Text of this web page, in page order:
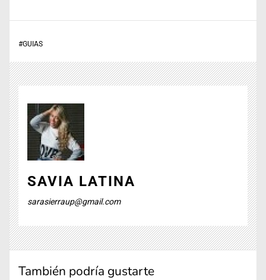
#GUIAS
SAVIA LATINA
sarasierraup@gmail.com
También podría gustarte